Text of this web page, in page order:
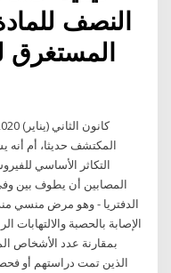
النصف
المستغرق
المكتشف حديثا، أم
الدفتريا - وهو مرض منسي
بمقارنة عدد الأشخاص
الذين تمت دراستهم أو